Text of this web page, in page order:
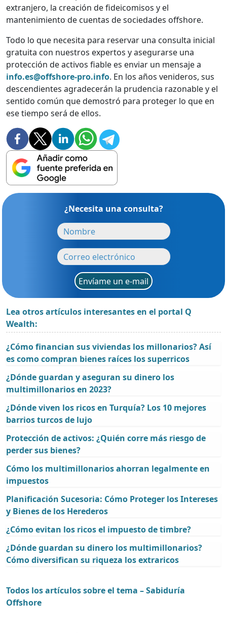
extranjero, la creación de fideicomisos y el
mantenimiento de cuentas de sociedades offshore.
Todo lo que necesita para reservar una consulta inicial
gratuita con nuestros expertos y asegurarse una
protección de activos fiable es enviar un mensaje a
info.es@offshore-pro.info. En los años venideros, sus
descendientes agradecerán la prudencia razonable y el
sentido común que demostró para proteger lo que en
ese tiempo será de ellos.
¿Necesita una consulta?
Envíame un e-mail
Lea otros artículos interesantes en el portal Q
Wealth:
¿Cómo financian sus viviendas los millonarios? Así
es como compran bienes raíces los superricos
¿Dónde guardan y aseguran su dinero los
multimillonarios en 2023?
¿Dónde viven los ricos en Turquía? Los 10 mejores
barrios turcos de lujo
Protección de activos: ¿Quién corre más riesgo de
perder sus bienes?
Cómo los multimillonarios ahorran legalmente en
impuestos
Planificación Sucesoria: Cómo Proteger los Intereses
y Bienes de los Herederos
¿Cómo evitan los ricos el impuesto de timbre?
¿Dónde guardan su dinero los multimillonarios?
Cómo diversifican su riqueza los extraricos
Todos los artículos sobre el tema – Sabiduría
Offshore